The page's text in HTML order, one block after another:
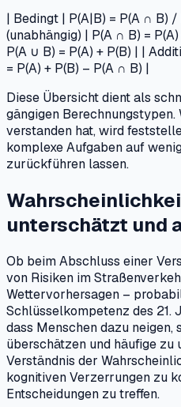
| Bedingt | P(A|B) = P(A ∩ B)
(unabhängig) | P(A ∩ B) =
P(A ∪ B) = P(A) + P(B) | |
= P(A) + P(B) – P(A ∩ B) |
Diese Übersicht dient als
gängigen
verstanden hat, wird
komplexe Aufgaben auf
zurückführen lassen.
unterschätzt und
Ob beim Abschluss einer
von Risiken im
Wettervorhersagen –
Schlüsselkompetenz des 21.
dass Menschen dazu neigen,
überschätzen und häufige zu
Verständnis der
kognitiven Verzerrungen zu
Entscheidungen zu treffen.